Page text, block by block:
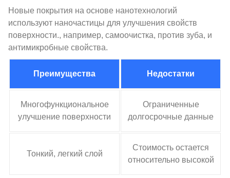
Новые покрытия на основе нанотехнологий
используют наночастицы для улучшения свойств
поверхности., например, самоочистка, против зуба, и
антимикробные свойства.
Преимущества Недостатки
Многофункциональное
улучшение поверхности
Ограниченные
долгосрочные данные
Тонкий, легкий слой
Стоимость остается
относительно высокой